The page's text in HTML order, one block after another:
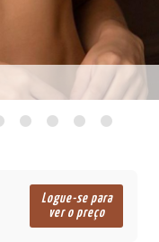
Logue-se para
ver o preço